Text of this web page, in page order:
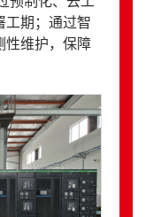
工期；通过智
性维护，保障